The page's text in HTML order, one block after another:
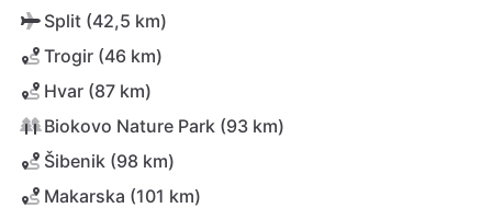
Split (42,5 km)
Trogir (46 km)
Hvar (87 km)
Biokovo Nature Park (93 km)
Šibenik (98 km)
Makarska (101 km)